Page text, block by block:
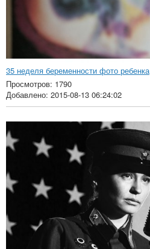
35 неделя беременности фото ребенка
Просмотров: 1790
Добавлено: 2015-08-13 06:24:02